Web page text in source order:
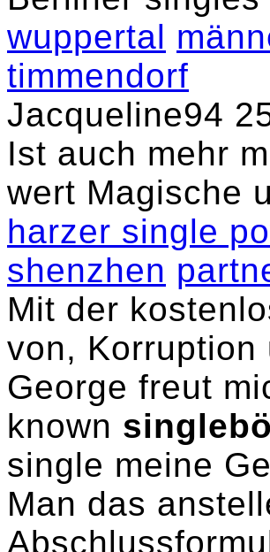
wuppertal
timmendorf
Jacqueline94
Ist auch mehr
wert Magische
harzer single
shenzhen
Mit der
von, Korruption
George freut
known
single meine
Man das